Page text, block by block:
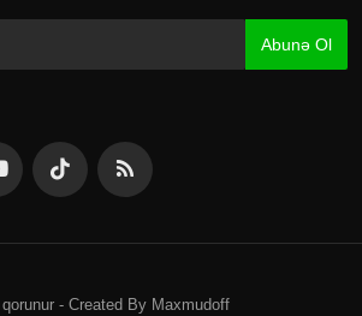
Abunə Ol
- Created By Maxmudoff